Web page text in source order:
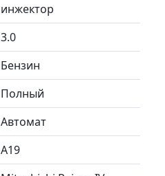
инжектор
3.0
Бензин
Полный
Автомат
A19